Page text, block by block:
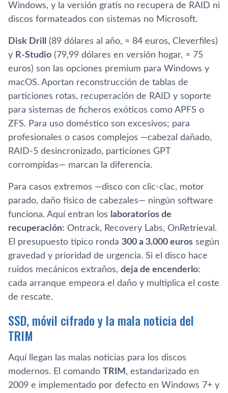
Windows, y la versión gratis no recupera de RAID ni
discos formateados con sistemas no Microsoft.
Disk Drill
(89 dólares al año, ≈ 84 euros, Cleverfiles)
y R-Studio (79,99 dólares en versión hogar, ≈ 75
euros) son las opciones premium para Windows y
macOS. Aportan reconstrucción de tablas de
particiones rotas, recuperación de RAID y soporte
para sistemas de ficheros exóticos como APFS o
ZFS. Para uso doméstico son excesivos; para
profesionales o casos complejos —cabezal dañado,
RAID-5 desincronizado, particiones GPT
corrompidas— marcan la diferencia.
Para casos extremos —disco con clic-clac, motor
parado, daño físico de cabezales— ningún software
funciona. Aquí entran los laboratorios de
recuperación: Ontrack, Recovery Labs, OnRetrieval.
El presupuesto típico ronda 300 a 3.000 euros según
gravedad y prioridad de urgencia. Si el disco hace
ruidos mecánicos extraños, deja de encenderlo:
cada arranque empeora el daño y multiplica el coste
de rescate.
SSD, móvil cifrado y la mala noticia del
TRIM
Aquí llegan las malas noticias para los discos
modernos. El comando TRIM , estandarizado en
2009 e implementado por defecto en Windows 7+ y